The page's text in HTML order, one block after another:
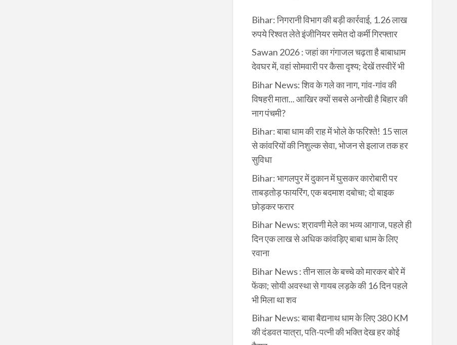
Bihar: निगरानी विभाग की बड़ी कार्रवाई, 1.26 लाख
रुपये रिश्वत लेते इंजीनियर समेत दो कर्मी गिरफ्तार
Sawan 2026 : जहां का गंगाजल चढ़ता है बाबाधाम
देवघर में, वहां सोमवारी पर कैसा दृश्य; देखें तस्वीरें भी
Bihar News: शिव के गले का नाग, गांव-गांव की
विषहरी माता... आखिर क्यों सबसे अनोखी है बिहार की
नाग पंचमी?
Bihar: बाबा धाम की राह में भोले के फरिश्ते! 15 साल
से कांवरियों की निशुल्क सेवा, भोजन से इलाज तक हर
सुविधा
Bihar: भागलपुर में दुकान में घुसकर कारोबारी पर
ताबड़तोड़ फायरिंग, एक बदमाश दबोचा; दो बाइक
छोड़कर फरार
Bihar News: श्रावणी मेले का भव्य आगाज, पहले ही
दिन एक लाख से अधिक कांवड़िए बाबा धाम के लिए
रवाना
Bihar News : तीन साल के बच्चे को मारकर बोरे में
फेंका; सोयी अवस्था से गायब लड़के की 16 दिन पहले
भी मिला था शव
Bihar News: बाबा बैद्यनाथ धाम के लिए 380 KM
की दंडवत यात्रा, पति-पत्नी की भक्ति देख हर कोई